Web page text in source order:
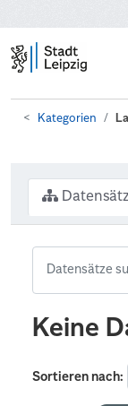
Kategorien
Keine
Sortieren nach